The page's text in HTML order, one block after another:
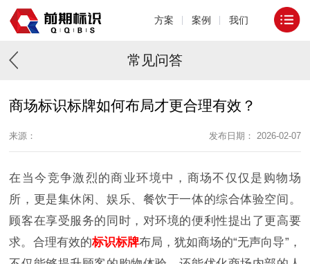
方案 案例 我们
常见问答
商场标识标牌如何布局才更合理有效？
来源： 发布日期： 2026-02-07
在当今竞争激烈的商业环境中，商场不仅仅是购物场
所，更是集休闲、娱乐、餐饮于一体的综合体验空间。
顾客在享受服务的同时，对环境的便利性提出了更高要
求。合理有效的标识标牌布局，犹如商场的“无声向导”，